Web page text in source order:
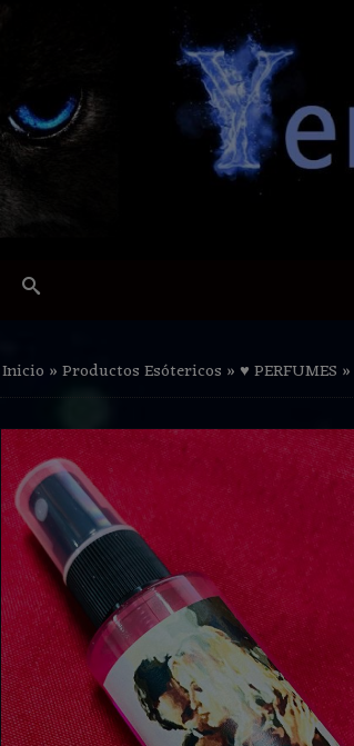
Inicio »Productos Esótericos »♥ PERFUMES »